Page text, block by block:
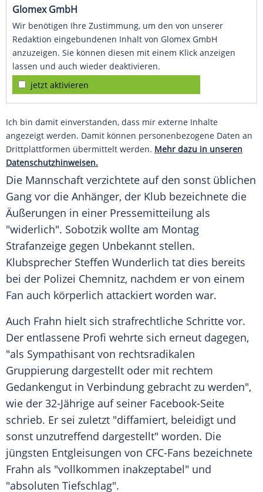
Glomex GmbH
Wir benötigen Ihre Zustimmung, um den von unserer
Redaktion eingebundenen Inhalt von Glomex GmbH
anzuzeigen. Sie können diesen mit einem Klick anzeigen
lassen und auch wieder deaktivieren.
jetzt aktivieren
Ich bin damit einverstanden, dass mir externe Inhalte
angezeigt werden. Damit können personenbezogene Daten an
Drittplattformen übermittelt werden. Mehr dazu in unseren
Datenschutzhinweisen.
Die Mannschaft verzichtete auf den sonst üblichen
Gang vor die Anhänger, der Klub bezeichnete die
Äußerungen in einer Pressemitteilung als
"widerlich". Sobotzik wollte am Montag
Strafanzeige gegen Unbekannt stellen.
Klubsprecher Steffen Wunderlich tat dies bereits
bei der Polizei Chemnitz, nachdem er von einem
Fan auch körperlich attackiert worden war.
Auch Frahn hielt sich strafrechtliche Schritte vor.
Der entlassene Profi wehrte sich erneut dagegen,
"als Sympathisant von rechtsradikalen
Gruppierung dargestellt oder mit rechtem
Gedankengut in Verbindung gebracht zu werden",
wie der 32-Jährige auf seiner Facebook-Seite
schrieb. Er sei zuletzt "diffamiert, beleidigt und
sonst unzutreffend dargestellt" worden. Die
jüngsten Entgleisungen von CFC-Fans bezeichnete
Frahn als "vollkommen inakzeptabel" und
"absoluten Tiefschlag".